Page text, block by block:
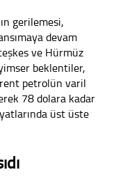
gerilemesi,
devam
ve Hürmüz
beklentiler,
petrolün varil
78 dolara kadar
üst üste